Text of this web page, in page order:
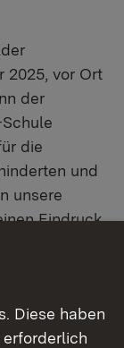
2025, vor Ort
der
die
und
unsere
Eindruck
sehr
Diese haben
erforderlich